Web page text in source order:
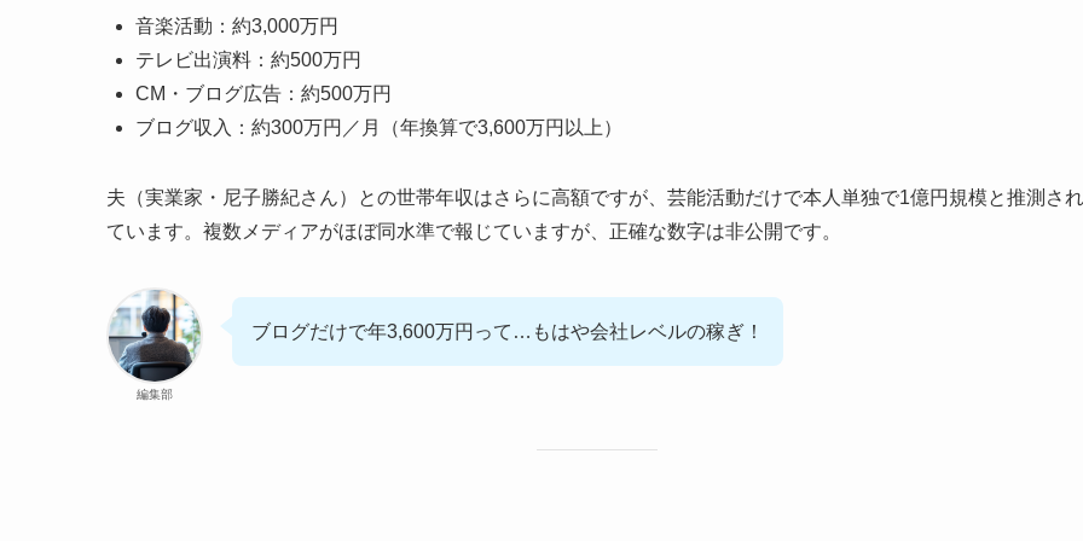
音楽活動：約3,000万円
テレビ出演料：約500万円
CM・ブログ広告：約500万円
ブログ収入：約300万円／月（年換算で3,600万円以上）
夫（実業家・尼子勝紀さん）との世帯年収はさらに高額ですが、芸能活動だけで本人単独で1億円規模と推測され
ています。複数メディアがほぼ同水準で報じていますが、正確な数字は非公開です。
編集部
ブログだけで年3,600万円って…もはや会社レベルの稼ぎ！